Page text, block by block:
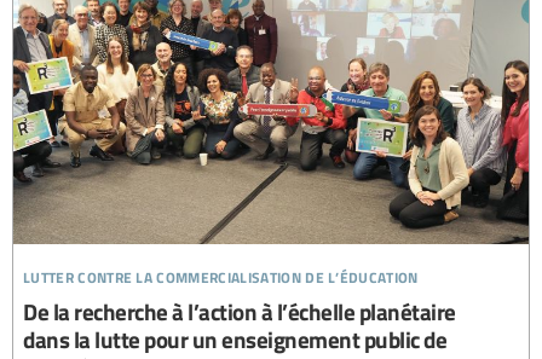
lutter contre la commercialisation de l’éducation
De la recherche à l’action à l’échelle planétaire
dans la lutte pour un enseignement public de